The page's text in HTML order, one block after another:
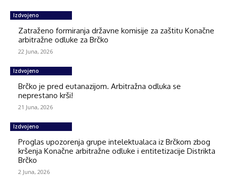
Izdvojeno
Zatraženo formiranja državne komisije za zaštitu Konačne
arbitražne odluke za Brčko
22 Juna, 2026
Izdvojeno
Brčko je pred eutanazijom. Arbitražna odluka se
neprestano krši!
21 Juna, 2026
Izdvojeno
Proglas upozorenja grupe intelektualaca iz Brčkom zbog
kršenja Konačne arbitražne odluke i entitetizacije Distrikta
Brčko
2 Juna, 2026